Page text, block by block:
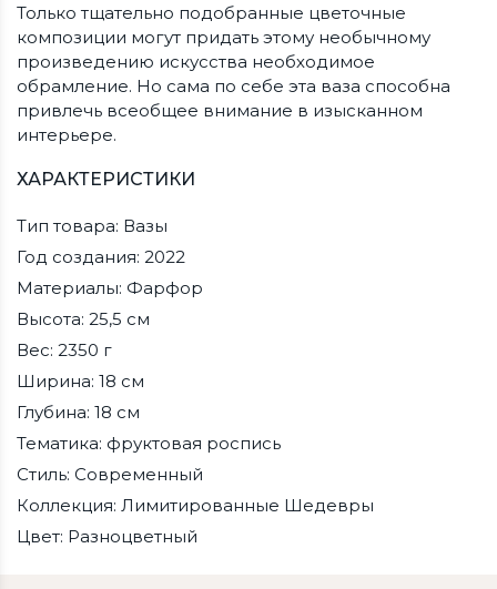
Только тщательно подобранные цветочные
композиции могут придать этому необычному
произведению искусства необходимое
обрамление. Но сама по себе эта ваза способна
привлечь всеобщее внимание в изысканном
интерьере.
ХАРАКТЕРИСТИКИ
Тип товара: Вазы
Год создания: 2022
Материалы: Фарфор
Высота: 25,5 см
Вес: 2350 г
Ширина: 18 см
Глубина: 18 см
Тематика: фруктовая роспись
Стиль: Современный
Коллекция: Лимитированные Шедевры
Цвет: Разноцветный